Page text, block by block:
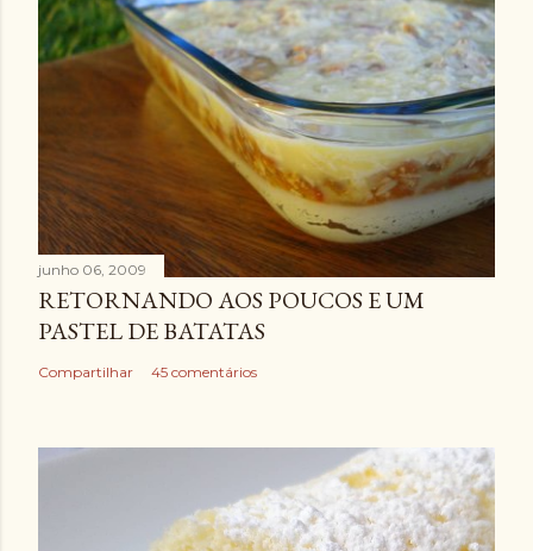
junho 06, 2009
RETORNANDO AOS POUCOS E UM
PASTEL DE BATATAS
Compartilhar 45 comentários